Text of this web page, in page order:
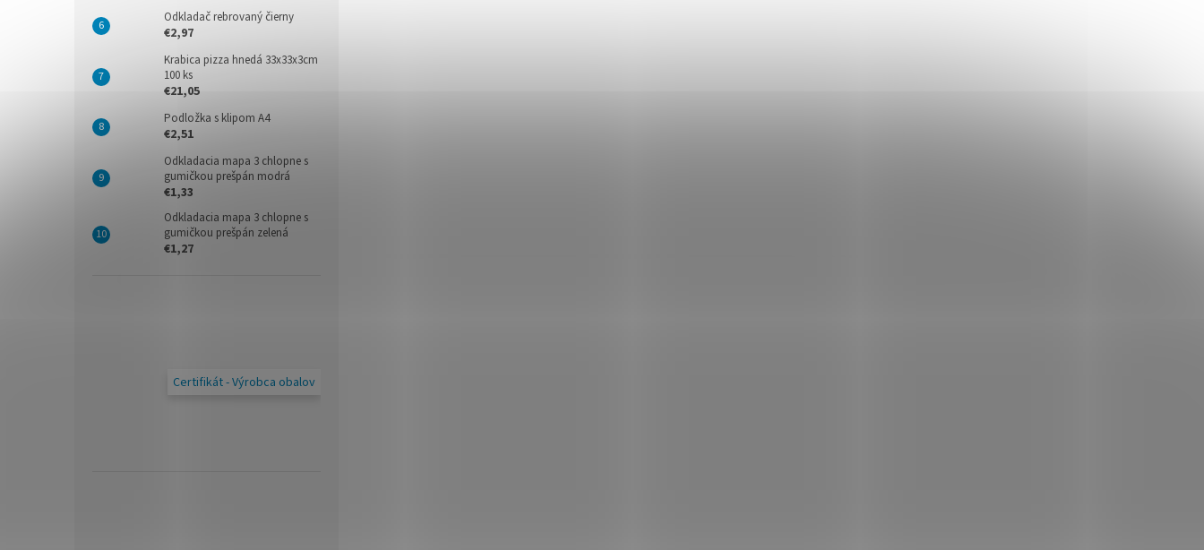
Odkladač rebrovaný čierny
€2,97
Krabica pizza hnedá 33x33x3cm
100 ks
€21,05
Podložka s klipom A4
€2,51
Odkladacia mapa 3 chlopne s
gumičkou prešpán modrá
€1,33
Odkladacia mapa 3 chlopne s
gumičkou prešpán zelená
€1,27
Certifikát - Výrobca obalov